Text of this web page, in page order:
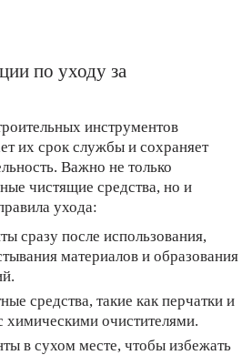
по уходу за
инструментов
их срок службы и сохраняет
Важно не только
чистящие средства, но и
ухода:
сразу после использования,
материалов и образования
средства, такие как перчатки и
химическими очистителями.
в сухом месте, чтобы избежать